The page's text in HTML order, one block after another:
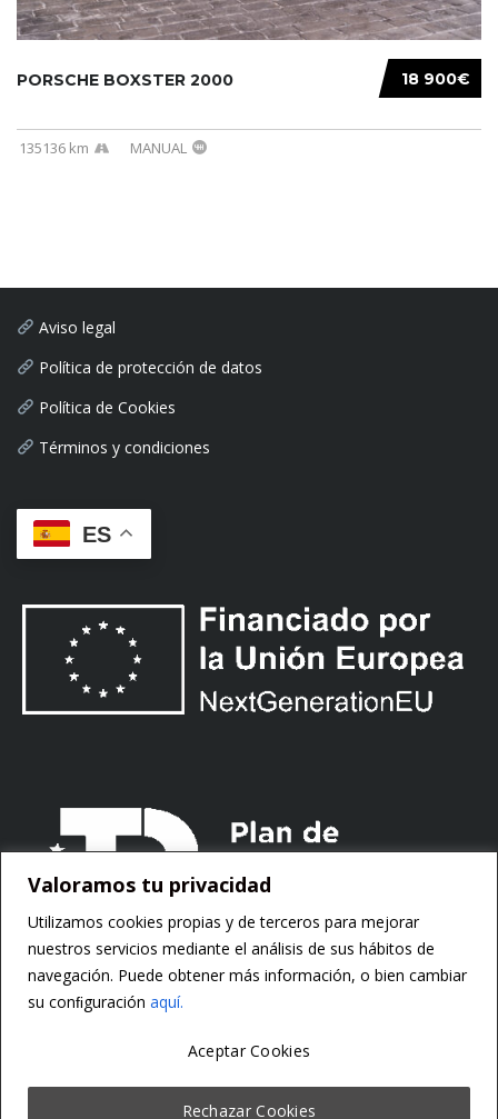
Valoramos tu privacidad
Utilizamos cookies propias y de terceros para mejorar
nuestros servicios mediante el análisis de sus hábitos de
navegación. Puede obtener más información, o bien cambiar
su conﬁguración aquí.
Rechazar Cookies
Aceptar Cookies
18 900€
PORSCHE BOXSTER 2000
135136 km MANUAL
Aviso legal
Política de protección de datos
Política de Cookies
Términos y condiciones
ES